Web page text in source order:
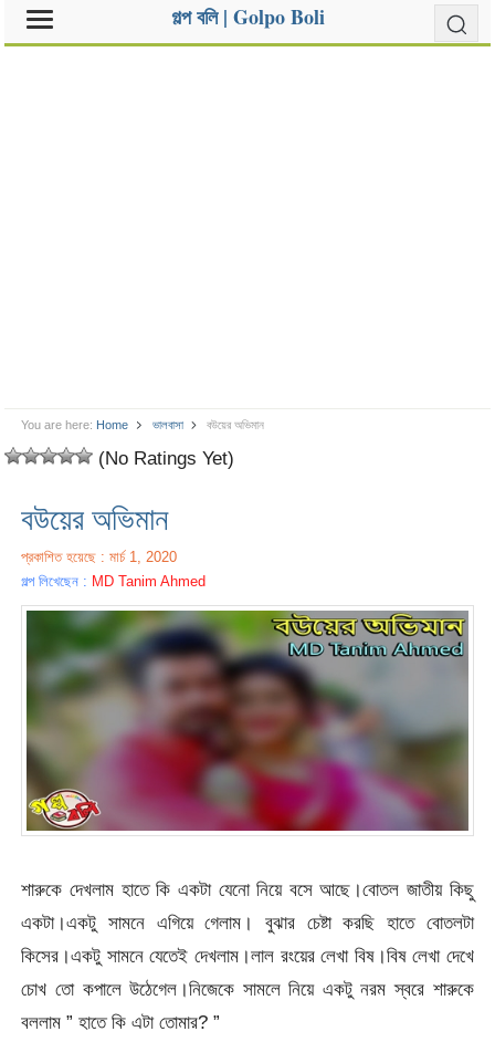
গল্প বলি | Golpo Boli
You are here: Home ভালবাসা বউয়ের অভিমান
(No Ratings Yet)
বউয়ের অভিমান
প্রকাশিত হয়েছে : মার্চ 1, 2020
গল্প লিখেছেন : MD Tanim Ahmed
শারুকে দেখলাম হাতে কি একটা যেনো নিয়ে বসে আছে।বোতল জাতীয় কিছু
একটা।একটু সামনে এগিয়ে গেলাম। বুঝার চেষ্টা করছি হাতে বোতলটা
কিসের।একটু সামনে যেতেই দেখলাম।লাল রংয়ের লেখা বিষ।বিষ লেখা দেখে
চোখ তো কপালে উঠেগেল।নিজেকে সামলে নিয়ে একটু নরম স্বরে শারুকে
বললাম ” হাতে কি এটা তোমার? ”